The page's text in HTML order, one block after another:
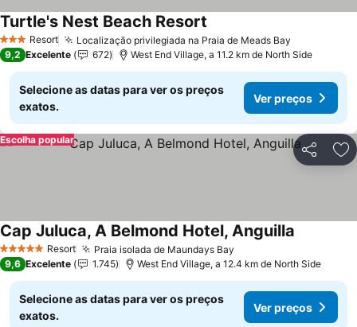
3 EstrelasResort Localização privilegiada na Praia de Meads Bay
Turtle's Nest Beach Resort
9,2 Excelente 672 West End Village, a 11.2 km de North Side
Selecione as datas para ver os preços
exatos.
Ver preços
Partilhar
Escolha popular
5 Estrelas Resort Praia isolada de Maundays Bay
Cap Juluca, A Belmond Hotel, Anguilla
9,6 Excelente 1.745 West End Village, a 12.4 km de North Side
Selecione as datas para ver os preços
exatos.
Ver preços